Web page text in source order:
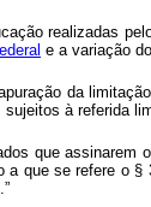
realizadas
e a variação
da
à referida
que assinarem
a que se refere o